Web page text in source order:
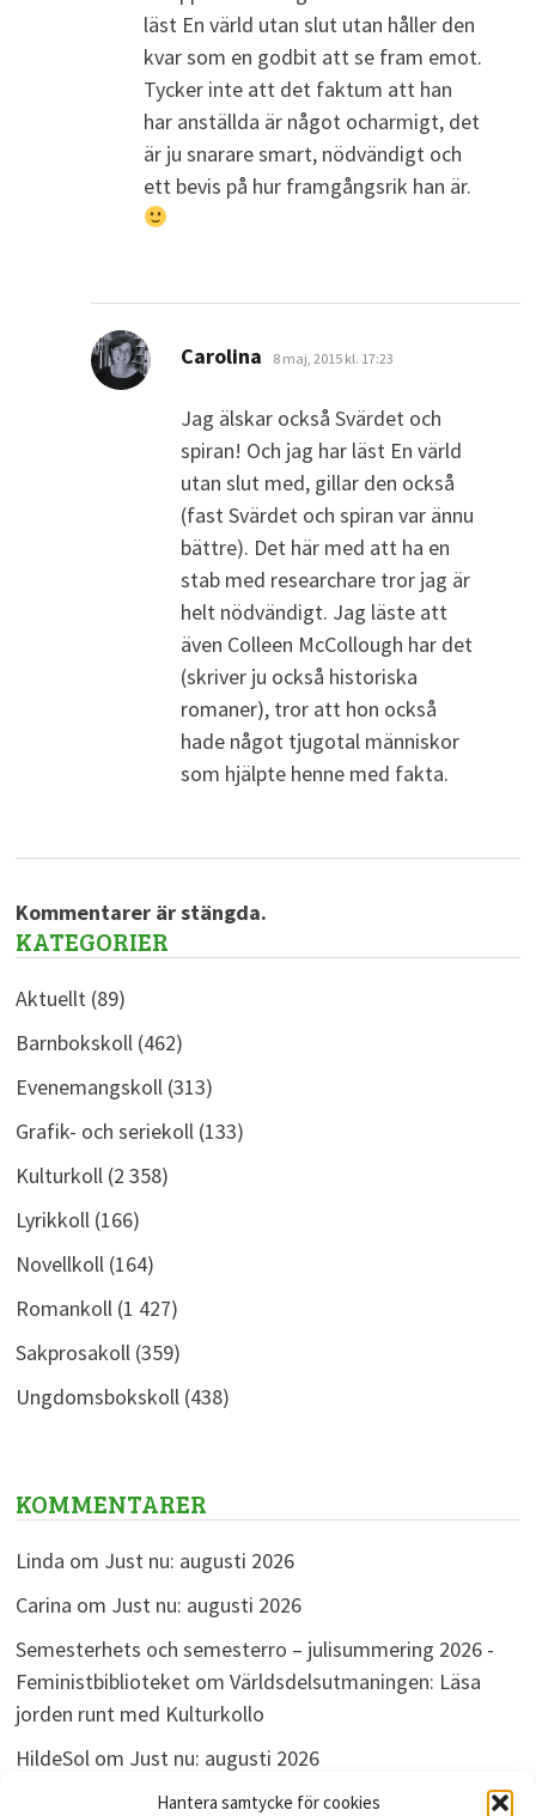
Hantera samtycke för cookies
läst En värld utan slut utan håller den
kvar som en godbit att se fram emot.
Tycker inte att det faktum att han
har anställda är något ocharmigt, det
är ju snarare smart, nödvändigt och
ett bevis på hur framgångsrik han är.
Carolina skriver:
8 maj, 2015 kl. 17:23
Jag älskar också Svärdet och
spiran! Och jag har läst En värld
utan slut med, gillar den också
(fast Svärdet och spiran var ännu
bättre). Det här med att ha en
stab med researchare tror jag är
helt nödvändigt. Jag läste att
även Colleen McCollough har det
(skriver ju också historiska
romaner), tror att hon också
hade något tjugotal människor
som hjälpte henne med fakta.
Kommentarer är stängda.
KATEGORIER
Aktuellt(89)
Barnbokskoll(462)
Evenemangskoll(313)
Grafik- och seriekoll(133)
Kulturkoll(2 358)
Lyrikkoll(166)
Novellkoll(164)
Romankoll(1 427)
Sakprosakoll(359)
Ungdomsbokskoll(438)
KOMMENTARER
Linda om Just nu: augusti 2026
Carina om Just nu: augusti 2026
Semesterhets och semesterro – julisummering 2026 -
Feministbiblioteketom Världsdelsutmaningen: Läsa
jorden runt med Kulturkollo
HildeSolom Just nu: augusti 2026
omJust nu: augusti 2026